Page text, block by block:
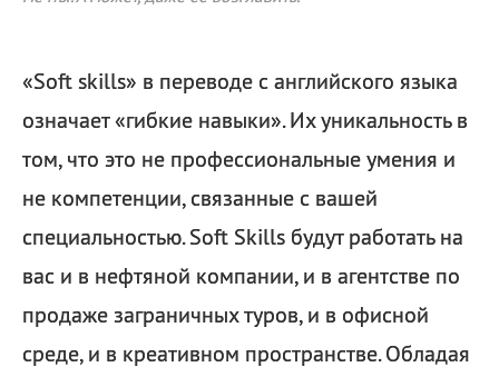
«Soft skills» в переводе с английского языка
означает «гибкие навыки». Их уникальность в
том, что это не профессиональные умения и
не компетенции, связанные с вашей
специальностью. Soft Skills будут работать на
вас и в нефтяной компании, и в агентстве по
продаже заграничных туров, и в офисной
среде, и в креативном пространстве. Обладая